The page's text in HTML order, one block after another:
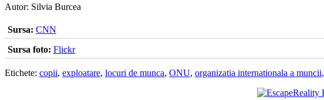
Autor: Silvia Burcea
Sursa: CNN
Sursa foto: Flickr
Etichete: copii, exploatare, locuri de munca, ONU, organizatia internationala a muncii,